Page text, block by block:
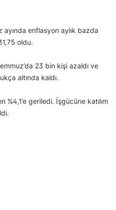
enflasyon aylık bazda
oldu.
23 bin kişi azaldı ve
altında kaldı.
%4,1’e geriledi. İşgücüne katılım